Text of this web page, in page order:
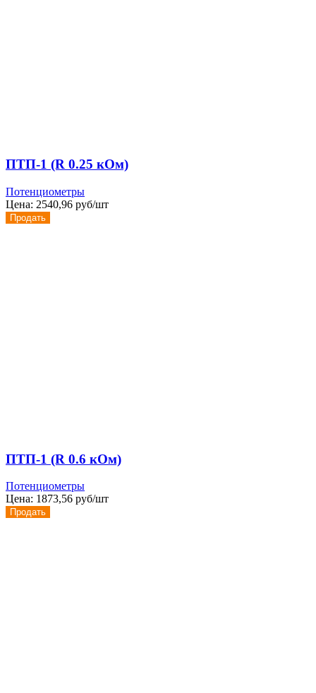
ПТП-1 (R 0.25 кОм)
Потенциометры
Цена: 2540,96 руб/шт
Продать
ПТП-1 (R 0.6 кОм)
Потенциометры
Цена: 1873,56 руб/шт
Продать